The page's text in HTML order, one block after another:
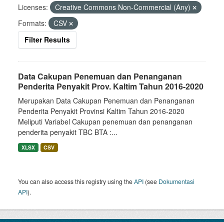
Licenses:
Creative Commons Non-Commercial (Any)
Formats:
CSV
Filter Results
Data Cakupan Penemuan dan Penanganan
Penderita Penyakit Prov. Kaltim Tahun 2016-2020
Merupakan Data Cakupan Penemuan dan Penanganan
Penderita Penyakit Provinsi Kaltim Tahun 2016-2020
Meliputi Variabel Cakupan penemuan dan penanganan
penderita penyakit TBC BTA :...
XLSX CSV
You can also access this registry using theAPI (see Dokumentasi
API).